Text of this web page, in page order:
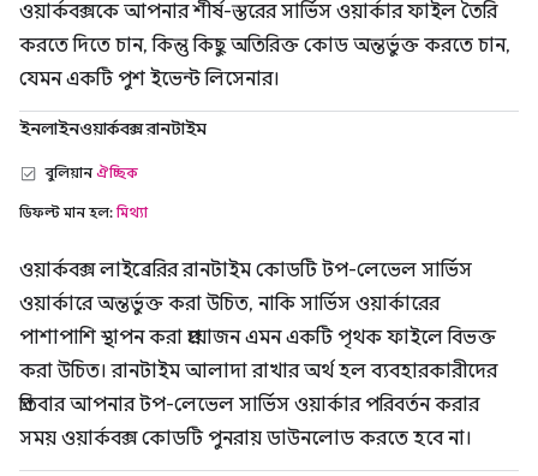
ওয়ার্কবক্সকে আপনার শীর্ষ-স্তরের সার্ভিস ওয়ার্কার ফাইল তৈরি
করতে দিতে চান, কিন্তু কিছু অতিরিক্ত কোড অন্তর্ভুক্ত করতে চান,
যেমন একটি পুশ ইভেন্ট লিসেনার।
ইনলাইনওয়ার্কবক্স রানটাইম
বুলিয়ানঐচ্ছিক
ডিফল্ট মান হল:মিথ্যা
ওয়ার্কবক্স লাইব্রেরির রানটাইম কোডটি টপ-লেভেল সার্ভিস
ওয়ার্কারে অন্তর্ভুক্ত করা উচিত, নাকি সার্ভিস ওয়ার্কারের
পাশাপাশি স্থাপন করা প্রয়োজন এমন একটি পৃথক ফাইলে বিভক্ত
করা উচিত। রানটাইম আলাদা রাখার অর্থ হল ব্যবহারকারীদের
প্রতিবার আপনার টপ-লেভেল সার্ভিস ওয়ার্কার পরিবর্তন করার
সময় ওয়ার্কবক্স কোডটি পুনরায় ডাউনলোড করতে হবে না।